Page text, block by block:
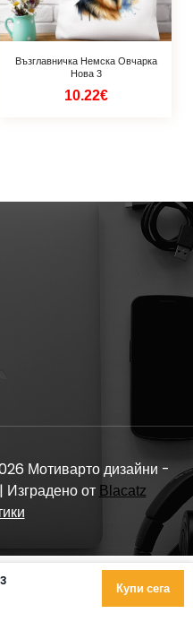
Възглавничка Немска Овчарка
Нова 3
10.22€
Мотиварто дизайни -
Изградено от Blacatz
Купи сега